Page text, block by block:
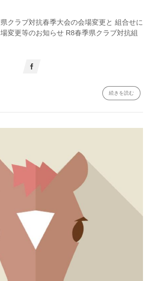
クラブ対抗春季大会の会場変更と 組合せに
変更等のお知らせ R8春季県クラブ対抗組
続きを読む